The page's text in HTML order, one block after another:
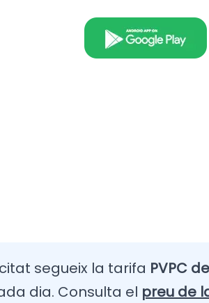
segueix la tarifa PVPC
dia. Consulta el preu de